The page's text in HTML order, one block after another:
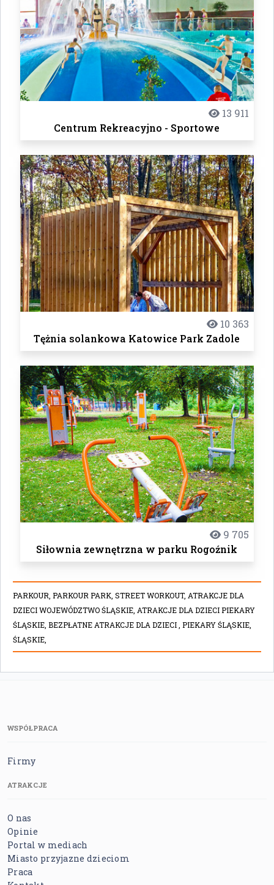
13 911
Centrum Rekreacyjno - Sportowe
10 363
Tężnia solankowa Katowice Park Zadole
9 705
Siłownia zewnętrzna w parku Rogoźnik
PARKOUR, PARKOUR PARK, STREET WORKOUT, ATRAKCJE DLA
DZIECI WOJEWÓDZTWO ŚLĄSKIE, ATRAKCJE DLA DZIECI PIEKARY
ŚLĄSKIE, BEZPŁATNE ATRAKCJE DLA DZIECI , PIEKARY ŚLĄSKIE,
ŚLĄSKIE,
WSPÓŁPRACA
Firmy
ATRAKCJE
O nas
Opinie
Portal w mediach
Miasto przyjazne dzieciom
Praca